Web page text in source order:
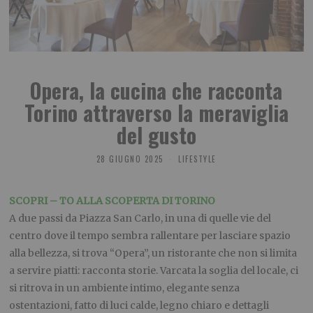
Opera, la cucina che racconta
Torino attraverso la meraviglia
del gusto
28 GIUGNO 2025 LIFESTYLE
SCOPRI – TO ALLA SCOPERTA DI TORINO
A due passi da Piazza San Carlo, in una di quelle vie del
centro dove il tempo sembra rallentare per lasciare spazio
alla bellezza, si trova “Opera”, un ristorante che non si limita
a servire piatti: racconta storie. Varcata la soglia del locale, ci
si ritrova in un ambiente intimo, elegante senza
ostentazioni, fatto di luci calde, legno chiaro e dettagli